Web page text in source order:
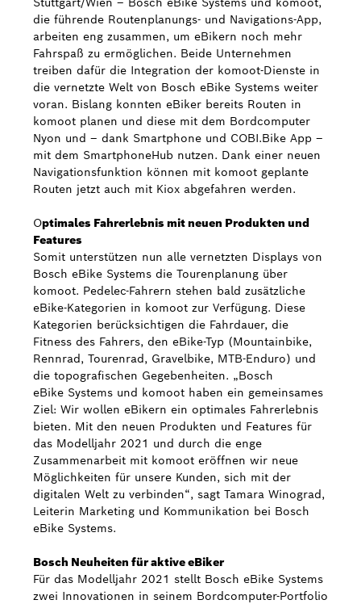
Kontakt
die führende Routenplanungs- und Navigations-App,
arbeiten eng zusammen, um eBikern noch mehr
Fahrspaß zu ermöglichen. Beide Unternehmen
treiben dafür die Integration der komoot-Dienste in
die vernetzte Welt von Bosch eBike Systems weiter
voran. Bislang konnten eBiker bereits Routen in
komoot planen und diese mit dem Bordcomputer
Nyon und – dank Smartphone und COBI.Bike App –
mit dem SmartphoneHub nutzen. Dank einer neuen
Navigationsfunktion können mit komoot geplante
Routen jetzt auch mit Kiox abgefahren werden.
Optimales Fahrerlebnis mit neuen Produkten und
Features
Somit unterstützen nun alle vernetzten Displays von
Bosch eBike Systems die Tourenplanung über
komoot. Pedelec-Fahrern stehen bald zusätzliche
eBike-Kategorien in komoot zur Verfügung. Diese
Kategorien berücksichtigen die Fahrdauer, die
Fitness des Fahrers, den eBike-Typ (Mountainbike,
Rennrad, Tourenrad, Gravelbike, MTB-Enduro) und
die topografischen Gegebenheiten. „Bosch
eBike Systems und komoot haben ein gemeinsames
Ziel: Wir wollen eBikern ein optimales Fahrerlebnis
bieten. Mit den neuen Produkten und Features für
das Modelljahr 2021 und durch die enge
Zusammenarbeit mit komoot eröffnen wir neue
Möglichkeiten für unsere Kunden, sich mit der
digitalen Welt zu verbinden“, sagt Tamara Winograd,
Leiterin Marketing und Kommunikation bei Bosch
eBike Systems.
Bosch Neuheiten für aktive eBiker
Für das Modelljahr 2021 stellt Bosch eBike Systems
zwei Innovationen in seinem Bordcomputer-Portfolio